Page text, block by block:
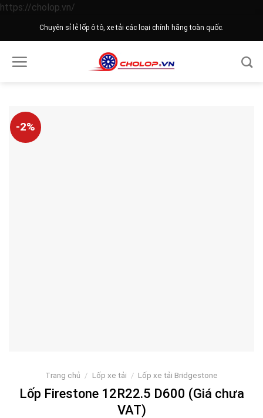
https://cholop.vn/
to
Chuyên sỉ lẻ lốp ô tô, xe tải các loại chính hãng toàn quốc.
-2%
Trang chủ / Lốp xe tải / Lốp xe tải Bridgestone
Lốp Firestone 12R22.5 D600 (Giá chưa
VAT)